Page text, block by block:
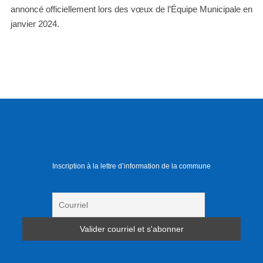
annoncé officiellement lors des vœux de l’Équipe Municipale en
janvier 2024.
Inscription à la lettre d’information de la commune